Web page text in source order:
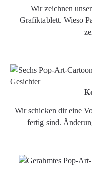
Wir zeichnen
Grafiktablett. Wieso
Wir schicken dir eine
fertig sind.